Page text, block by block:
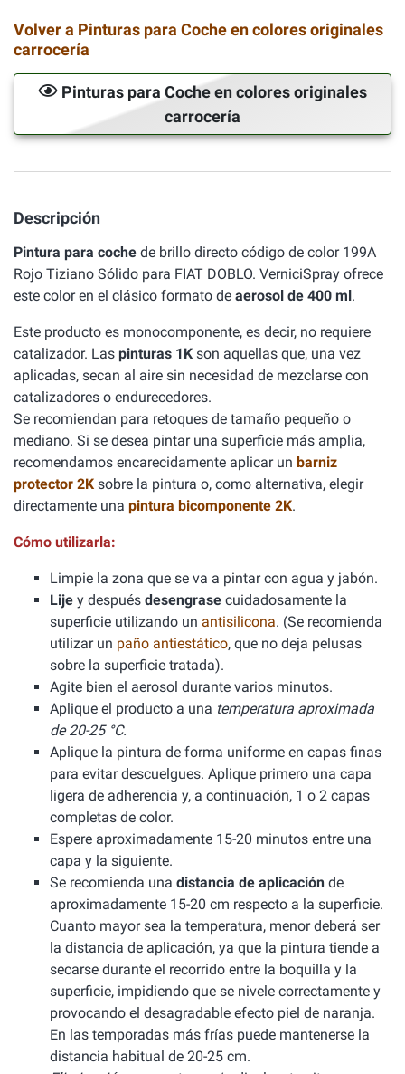
Volver a Pinturas para Coche en colores originales
carrocería
Pinturas para Coche en colores originales
carrocería
Descripción
Pintura para coche de brillo directo código de color 199A
Rojo Tiziano Sólido para FIAT DOBLO. VerniciSpray ofrece
este color en el clásico formato de aerosol de 400 ml.
Este producto es monocomponente, es decir, no requiere
catalizador. Las pinturas 1K son aquellas que, una vez
aplicadas, secan al aire sin necesidad de mezclarse con
catalizadores o endurecedores.
Se recomiendan para retoques de tamaño pequeño o
mediano. Si se desea pintar una superficie más amplia,
recomendamos encarecidamente aplicar un barniz
protector 2K sobre la pintura o, como alternativa, elegir
directamente una pintura bicomponente 2K.
Cómo utilizarla:
Limpie la zona que se va a pintar con agua y jabón.
Lije y después desengrase cuidadosamente la
superficie utilizando un antisilicona. (Se recomienda
utilizar un paño antiestático, que no deja pelusas
sobre la superficie tratada).
Agite bien el aerosol durante varios minutos.
Aplique el producto a una temperatura aproximada
de 20-25 °C.
Aplique la pintura de forma uniforme en capas finas
para evitar descuelgues. Aplique primero una capa
ligera de adherencia y, a continuación, 1 o 2 capas
completas de color.
Espere aproximadamente 15-20 minutos entre una
capa y la siguiente.
Se recomienda una distancia de aplicación de
aproximadamente 15-20 cm respecto a la superficie.
Cuanto mayor sea la temperatura, menor deberá ser
la distancia de aplicación, ya que la pintura tiende a
secarse durante el recorrido entre la boquilla y la
superficie, impidiendo que se nivele correctamente y
provocando el desagradable efecto piel de naranja.
En las temporadas más frías puede mantenerse la
distancia habitual de 20-25 cm.